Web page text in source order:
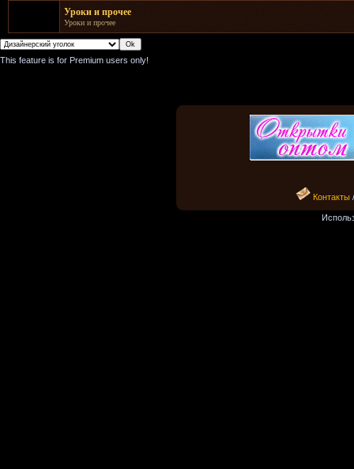
Уроки и прочее
Уроки и прочее
This feature is for Premium users only!
Контакты